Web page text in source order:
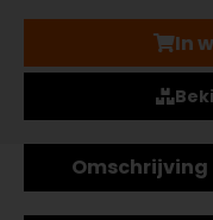
In
Omschrijving